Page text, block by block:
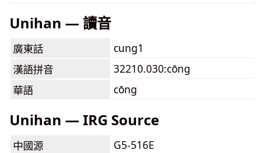
Unihan — 讀音
廣東話
cung1
漢語拼音
32210.030:cōng
華語
cōng
Unihan — IRG Source
中國源
G5-516E